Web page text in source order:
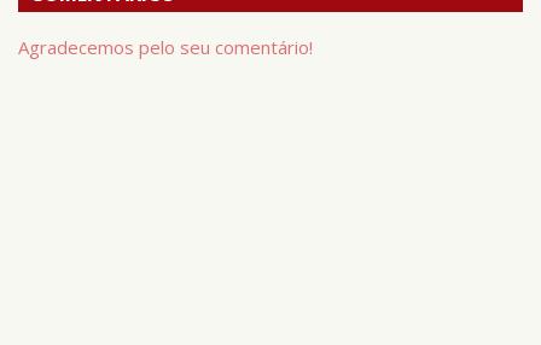
Agradecemos pelo seu comentário!